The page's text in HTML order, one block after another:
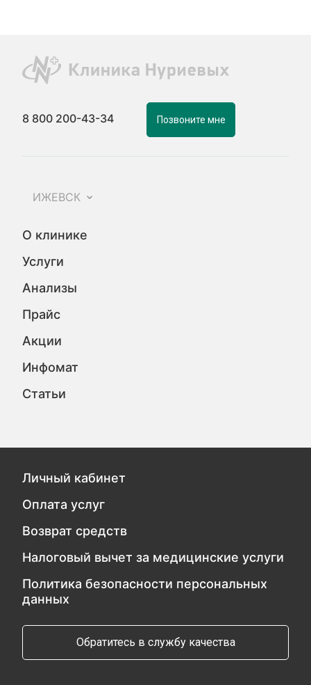
8 800 200-43-34 Позвоните мне
ИЖЕВСК
О клинике
Услуги
Анализы
Прайс
Акции
Инфомат
Статьи
Личный кабинет
Оплата услуг
Возврат средств
Налоговый вычет за медицинские услуги
Политика безопасности персональных
данных
Обратитесь в службу качества